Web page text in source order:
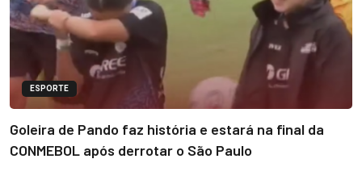
ESPORTE
Goleira de Pando faz história e estará na final da
CONMEBOL após derrotar o São Paulo